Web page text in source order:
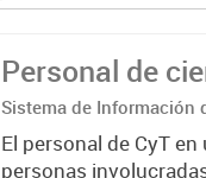
Personal de
Sistema de Información
El personal de CyT
personas